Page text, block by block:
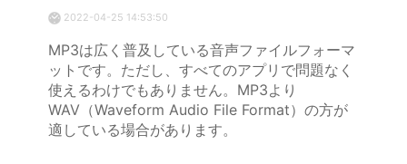
2022-04-25 14:53:50
MP3は広く普及している音声ファイルフォーマ
ットです。ただし、すべてのアプリで問題なく
使えるわけでもありません。MP3より
WAV（Waveform Audio File Format）の方が
適している場合があります。